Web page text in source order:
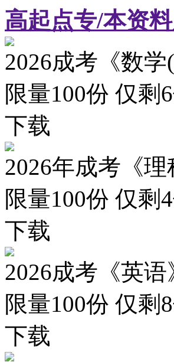
高起点专/本资
2026成考《数
限量100份 仅剩 6
下载
2026年成考《
限量100份 仅剩4
下载
2026成考《英
限量100份 仅剩 8
下载